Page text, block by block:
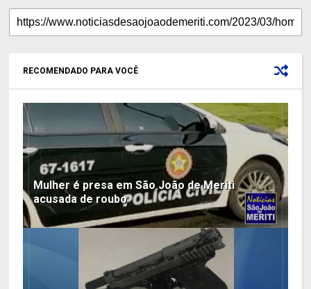
RECOMENDADO PARA VOCÊ
Mulher é presa em São João de Meriti
acusada de roubo